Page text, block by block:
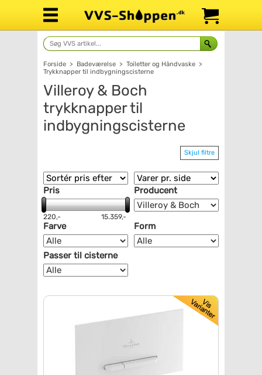
Forside > Badeværelse > Toiletter og Håndvaske >
Trykknapper til indbygningscisterne
Villeroy & Boch
trykknapper til
indbygningscisterne
Skjul filtre
Pris
220,- 15.359,-
Producent
Farve Form
Passer til cisterne